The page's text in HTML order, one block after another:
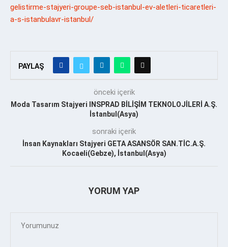
gelistirme-stajyeri-groupe-seb-istanbul-ev-aletleri-ticaretleri-
a-s-istanbulavr-istanbul/
PAYLAŞ
önceki içerik
Moda Tasarım Stajyeri INSPRAD BİLİŞİM TEKNOLOJİLERİ A.Ş.
İstanbul(Asya)
sonraki içerik
İnsan Kaynakları Stajyeri GETA ASANSÖR SAN.TİC.A.Ş.
Kocaeli(Gebze), İstanbul(Asya)
YORUM YAP